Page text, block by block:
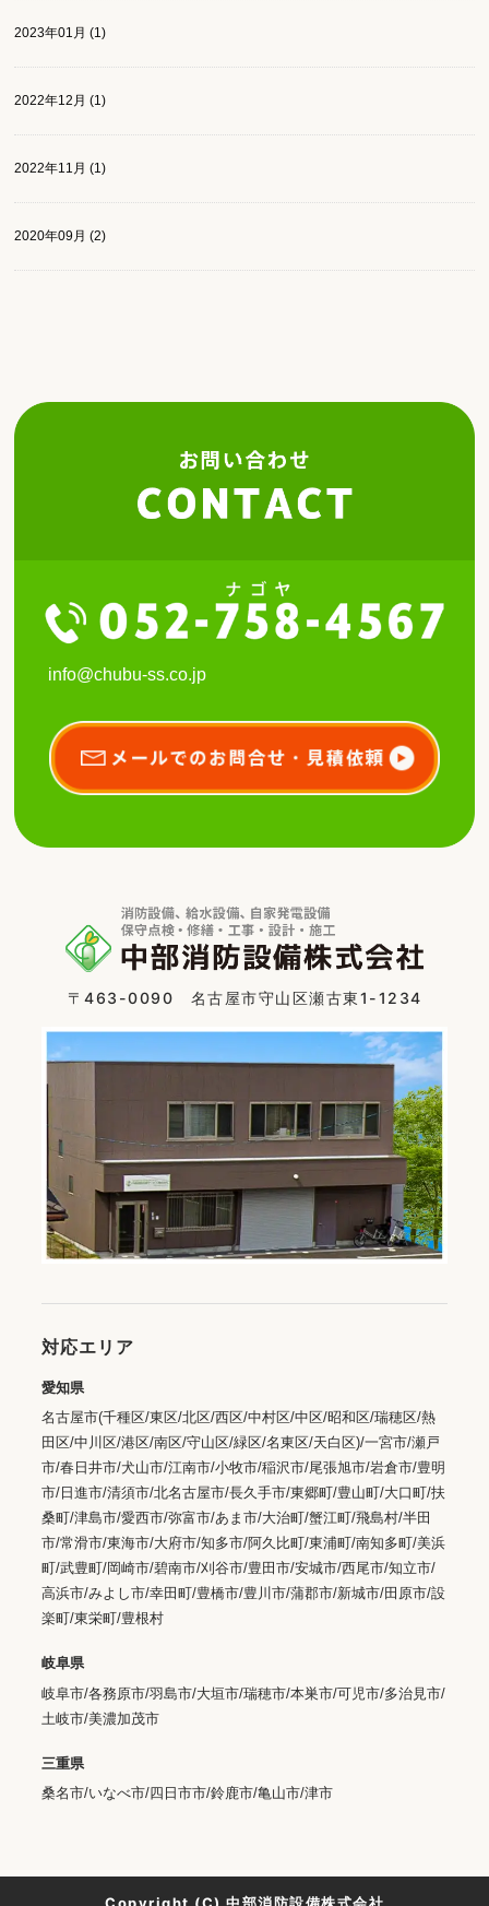
2023年01月 (1)
2022年12月 (1)
2022年11月 (1)
2020年09月 (2)
info@chubu-ss.co.jp
〒463-0090 名古屋市守山区瀬古東1-1234
対応エリア
愛知県
名古屋市(千種区/東区/北区/西区/中村区/中区/昭和区/瑞穂区/熱
田区/中川区/港区/南区/守山区/緑区/名東区/天白区)/一宮市/瀬戸
市/春日井市/犬山市/江南市/小牧市/稲沢市/尾張旭市/岩倉市/豊明
市/日進市/清須市/北名古屋市/長久手市/東郷町/豊山町/大口町/扶
桑町/津島市/愛西市/弥富市/あま市/大治町/蟹江町/飛島村/半田
市/常滑市/東海市/大府市/知多市/阿久比町/東浦町/南知多町/美浜
町/武豊町/岡崎市/碧南市/刈谷市/豊田市/安城市/西尾市/知立市/
高浜市/みよし市/幸田町/豊橋市/豊川市/蒲郡市/新城市/田原市/設
楽町/東栄町/豊根村
岐阜県
岐阜市/各務原市/羽島市/大垣市/瑞穂市/本巣市/可児市/多治見市/
土岐市/美濃加茂市
三重県
桑名市/いなべ市/四日市市/鈴鹿市/亀山市/津市